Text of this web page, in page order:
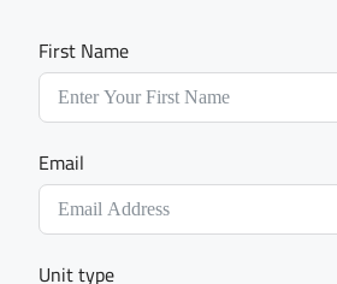
First Name
Email
Unit type